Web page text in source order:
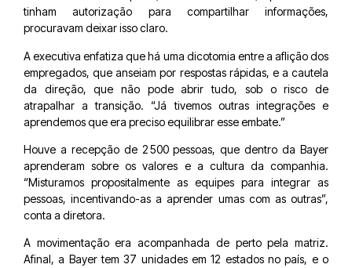
tinham autorização para compartilhar informações,
procuravam deixar isso claro.
A executiva enfatiza que há uma dicotomia entre a aflição dos
empregados, que anseiam por respostas rápidas, e a cautela
da direção, que não pode abrir tudo, sob o risco de
atrapalhar a transição. “Já tivemos outras integrações e
aprendemos que era preciso equilibrar esse embate.”
Houve a recepção de 2 500 pessoas, que dentro da Bayer
aprenderam sobre os valores e a cultura da companhia.
“Misturamos propositalmente as equipes para integrar as
pessoas, incentivando-as a aprender umas com as outras”,
conta a diretora.
A movimentação era acompanhada de perto pela matriz.
Afinal, a Bayer tem 37 unidades em 12 estados no país, e o